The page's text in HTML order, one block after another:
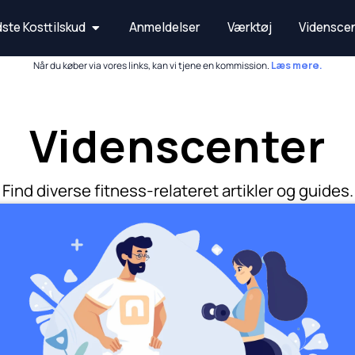
Kosttilskud Open Bedste Kosttilskud
Anmeldelser Værktøj
Når du køber via vores links, kan vi tjene en kommission. Læs mere.
Videnscenter
Find diverse fitness-relateret artikler og guides.